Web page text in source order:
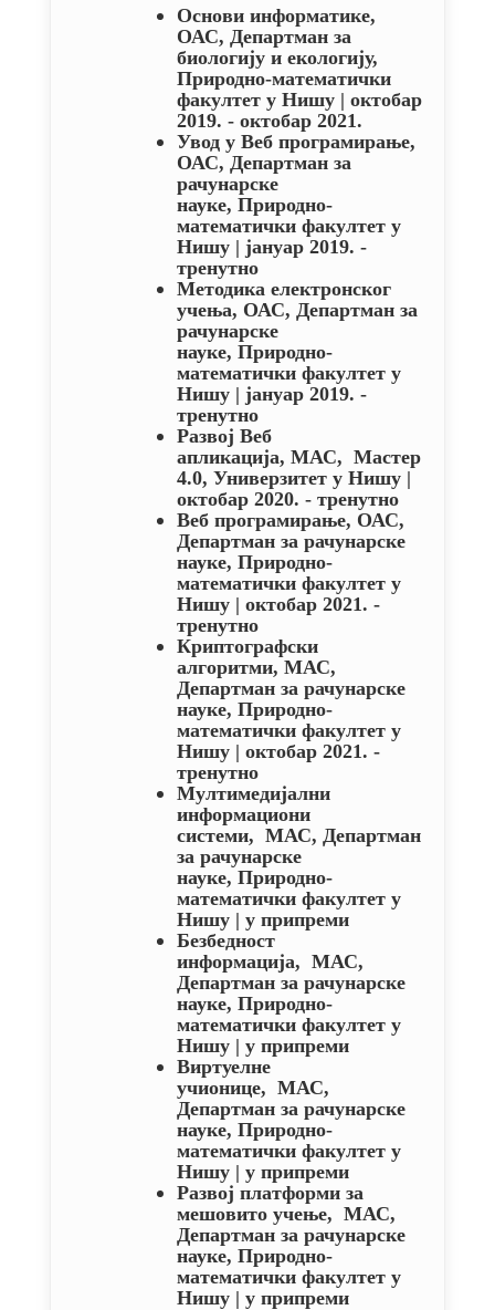
Основи информатике,
ОАС, Департман за
биологију и екологију,
Природно-математички
факултет у Нишу | октобар
2019. - октобар 2021.
Увод у Веб програмирање,
ОАС, Департман за
рачунарске
науке, Природно-
математички факултет у
Нишу | јануар 2019. -
тренутно
Методика електронског
учења, ОАС, Департман за
рачунарске
науке, Природно-
математички факултет у
Нишу | јануар 2019. -
тренутно
Развој Веб
апликација, МАС, Мастер
4.0, Универзитет у Нишу |
октобар 2020. - тренутно
Веб програмирање, ОАС,
Департман за рачунарске
науке, Природно-
математички факултет у
Нишу | октобар 2021. -
тренутно
Криптографски
алгоритми, МАС,
Департман за рачунарске
науке, Природно-
математички факултет у
Нишу | октобар 2021. -
тренутно
Мултимедијални
информациони
системи, МАС, Департман
за рачунарске
науке, Природно-
математички факултет у
Нишу | у припреми
Безбедност
информација, МАС,
Департман за рачунарске
науке, Природно-
математички факултет у
Нишу | у припреми
Виртуелне
учионице, МАС,
Департман за рачунарске
науке, Природно-
математички факултет у
Нишу | у припреми
Развој платформи за
мешовито учење, МАС,
Департман за рачунарске
науке, Природно-
математички факултет у
Нишу | у припреми